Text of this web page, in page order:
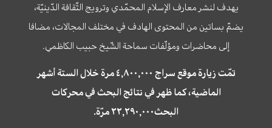
يهدف لنشر معارف الإسلام المحمّدي وترويج الثّقافة الدّينيّة،
يضمّ بساتين من المحتوى الهادف في مختلف المجالات، مضافا
إلى محاضرات ومؤلّفات سماحة الشّيخ حبيب الكاظمي.
تمّت زيارة موقع سراج ٤,٨٠٠,٠٠٠ مرة خلال الستة أشهر
الماضية، كما ظهر في نتائج البحث في محركات
البحث٢٢,٢٩٠,٠٠٠ مرّة.